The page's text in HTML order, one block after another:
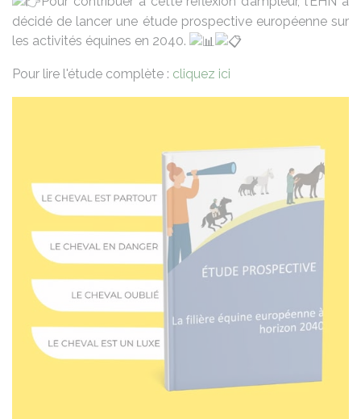
décidé de lancer une étude prospective européenne sur
les activités équines en 2040.
Pour lire l'étude complète : cliquez ici